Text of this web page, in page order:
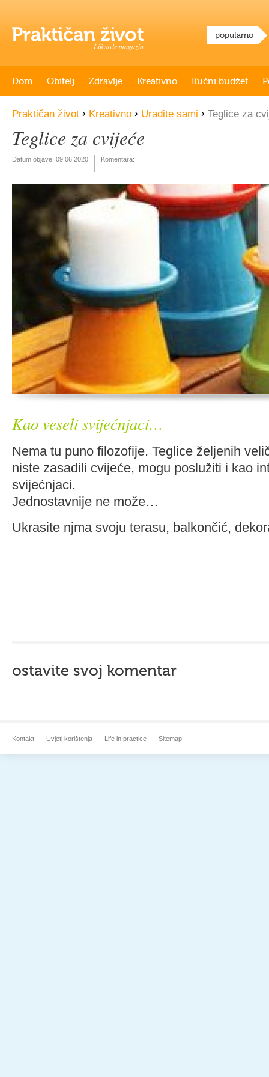
Lifestyle magazin
popularno
Dom Obitelj Zdravlje Kreativno Kućni budžet
Praktičan život › Kreativno › Uradite sami › Teglice za
Teglice za cvijeće
Datum objave: 09.06.2020 Komentara:
Kao veseli svijećnjaci…
Nema tu puno filozofije. Teglice željenih
niste zasadili cvijeće, mogu poslužiti i kao
svijećnjaci.
Jednostavnije ne može…
Ukrasite njma svoju terasu, balkončić,
ostavite svoj komentar
Kontakt Uvjeti korištenja Life in practice Sitemap